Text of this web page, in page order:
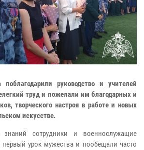
руководство и учителей
труд и пожелали им благодарных и
творческого настроя в работе и новых
искусстве.
знаний сотрудники и военнослужащие
первый урок мужества и пообещали часто